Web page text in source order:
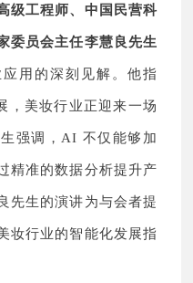
级工程师、中国民营科
委员会主任李慧良先生
用的深刻见解。他指
，美妆行业正迎来一场
强调，AI 不仅能够加
精准的数据分析提升产
先生的演讲为与会者提
妆行业的智能化发展指